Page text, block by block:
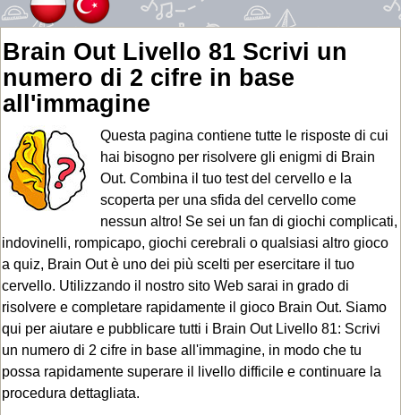
Brain Out Livello 81 Scrivi un
numero di 2 cifre in base
all'immagine
Questa pagina contiene tutte le risposte di cui
hai bisogno per risolvere gli enigmi di Brain
Out. Combina il tuo test del cervello e la
scoperta per una sfida del cervello come
nessun altro! Se sei un fan di giochi complicati,
indovinelli, rompicapo, giochi cerebrali o qualsiasi altro gioco
a quiz, Brain Out è uno dei più scelti per esercitare il tuo
cervello. Utilizzando il nostro sito Web sarai in grado di
risolvere e completare rapidamente il gioco Brain Out. Siamo
qui per aiutare e pubblicare tutti i Brain Out Livello 81: Scrivi
un numero di 2 cifre in base all'immagine, in modo che tu
possa rapidamente superare il livello difficile e continuare la
procedura dettagliata.